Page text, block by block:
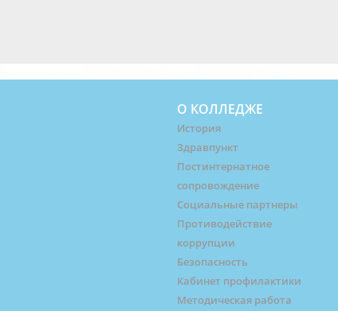
О КОЛЛЕДЖЕ
История
Здравпункт
Постинтернатное
сопровождение
Социальные партнеры
Противодействие
коррупции
Безопасность
Кабинет профилактики
Методическая работа